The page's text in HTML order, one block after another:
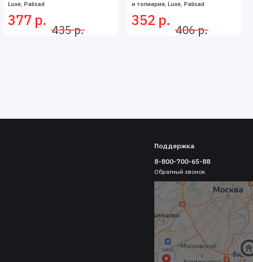
Luxe, Palisad
377 р.
435 р.
и топиария, Luxe, Palisad
352 р.
406 р.
Поддержка
8-800-700-65-88
Обратный звонок